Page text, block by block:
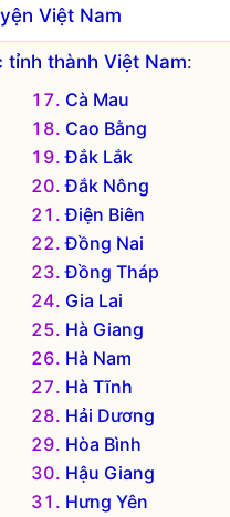
Việt Nam
tỉnh thành Việt Nam:
Cà Mau
Cao Bằng
Đắk Lắk
Đắk Nông
Điện Biên
Đồng Nai
Đồng Tháp
Gia Lai
Hà Giang
Hà Nam
Hà Tĩnh
Hải Dương
Hòa Bình
Hậu Giang
Hưng Yên